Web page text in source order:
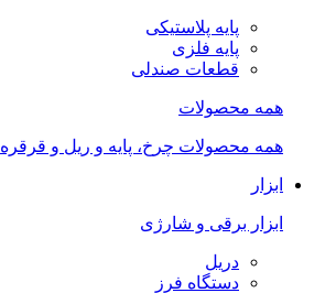
پایه پلاستیکی
پایه فلزی
قطعات صندلی
همه محصولات
همه محصولات چرخ، پایه و ریل و قرقره
ابزار
ابزار برقی و شارژی
دریل
دستگاه فرز